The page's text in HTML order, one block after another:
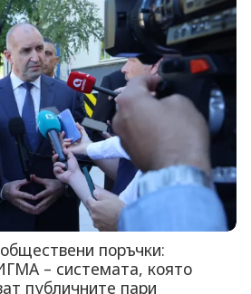
поръчки:
– системата, която
публичните пари